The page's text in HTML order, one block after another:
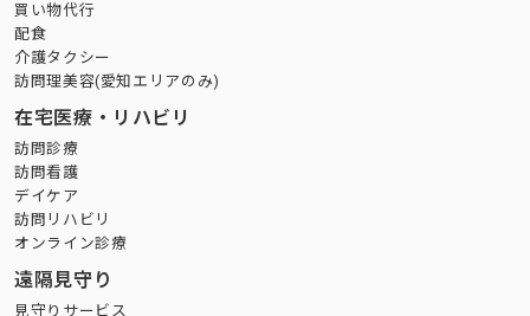
買い物代行
配食
介護タクシー
訪問理美容(愛知エリアのみ)
在宅医療・リハビリ
訪問診療
訪問看護
デイケア
訪問リハビリ
オンライン診療
遠隔見守り
見守りサービス